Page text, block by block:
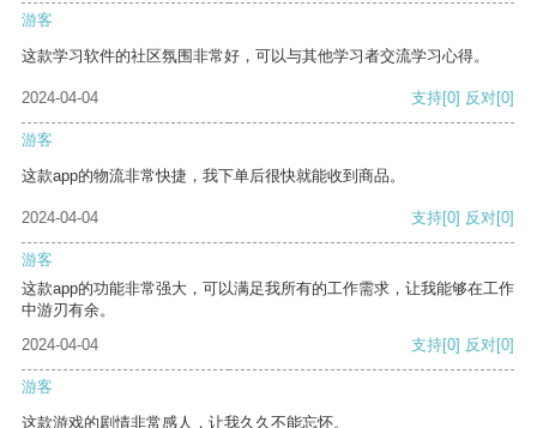
游客
这款学习软件的社区氛围非常好，可以与其他学习者交流学习心得。
2024-04-04 支持[0] 反对[0]
游客
这款app的物流非常快捷，我下单后很快就能收到商品。
2024-04-04 支持[0] 反对[0]
游客
这款app的功能非常强大，可以满足我所有的工作需求，让我能够在工作
中游刃有余。
2024-04-04
支持[0] 反对[0]
游客
这款游戏的剧情非常感人，让我久久不能忘怀。